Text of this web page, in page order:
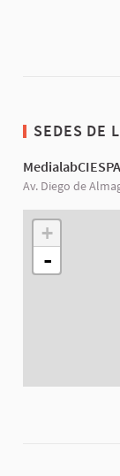
SEDES DE
Av. Diego de
+
-